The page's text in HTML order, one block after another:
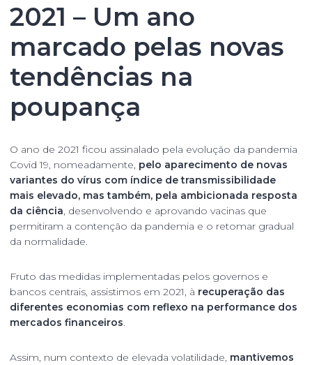
2021 – Um ano
marcado pelas novas
tendências na
poupança
O ano de 2021 ficou assinalado pela evolução da pandemia
Covid 19, nomeadamente, pelo aparecimento de novas
variantes do vírus com índice de transmissibilidade
mais elevado, mas também, pela ambicionada resposta
da ciência , desenvolvendo e aprovando vacinas que
permitiram a contenção da pandemia e o retomar gradual
da normalidade.
Fruto das medidas implementadas pelos governos e
bancos centrais, assistimos em 2021, à recuperação das
diferentes economias com reflexo na performance dos
mercados financeiros
Assim, num contexto de elevada volatilidade, mantivemos